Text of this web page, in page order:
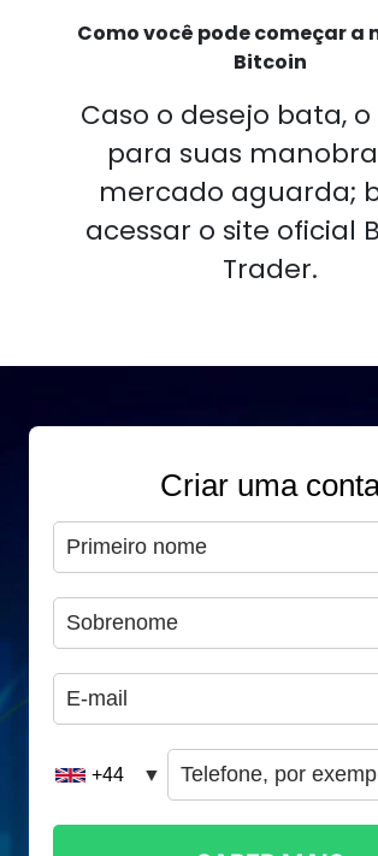
Como você pode começar a
Bitcoin
Caso o desejo bata,
para suas
mercado aguarda;
acessar o site oficial
Trader.